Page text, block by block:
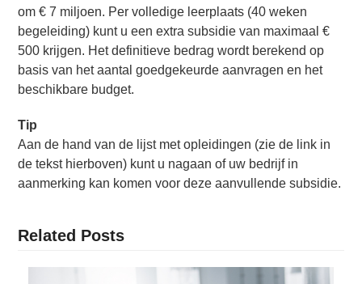
om € 7 miljoen. Per volledige leerplaats (40 weken
begeleiding) kunt u een extra subsidie van maximaal €
500 krijgen. Het definitieve bedrag wordt berekend op
basis van het aantal goedgekeurde aanvragen en het
beschikbare budget.
Tip
Aan de hand van de lijst met opleidingen (zie de link in
de tekst hierboven) kunt u nagaan of uw bedrijf in
aanmerking kan komen voor deze aanvullende subsidie.
Related Posts